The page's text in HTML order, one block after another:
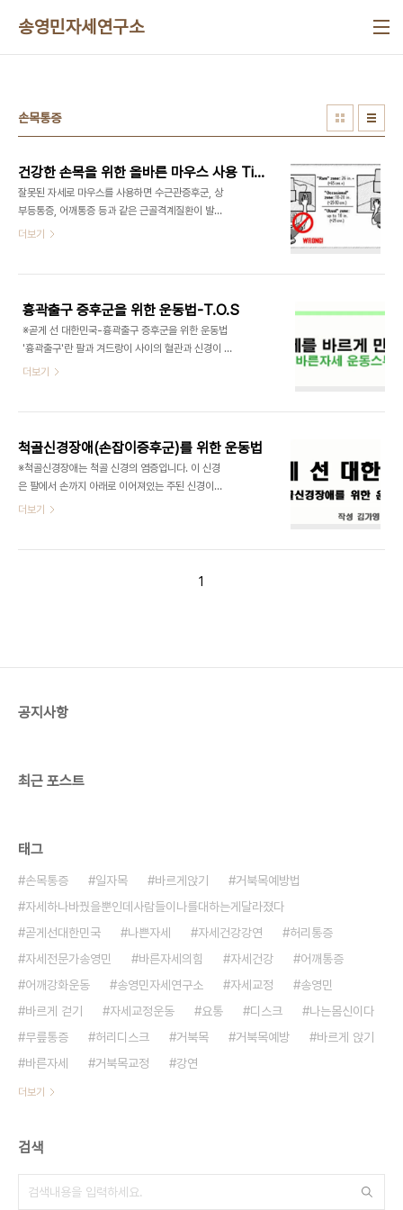
송영민자세연구소
손목통증
건강한 손목을 위한 올바른 마우스 사용 Tip 3가지
잘못된 자세로 마우스를 사용하면 수근관증후군, 상
부등통증, 어깨통증 등과 같은 근골격계질환이 발생
될 수 있습니다. 지금부터 마우스를 바르게 사용하는
않게 최대한 곧게 유지하려고 노력하십시오. 손목에
는 수많은 건(근육과 뼈를 연결해주는 피아노줄 같이
생긴 질긴 조직)과 신경들이 지납니다. 손목을 꺽어
서 사용하면 이것들이 지나가는 통로에 염증이 생겨
수근관증후군에 걸릴 위험이 높아집니다. 그러므로
근관증후군관련 포스팅] *Tip2.팔꿈치는 몸통과 가
하게..
더보기
흉곽출구 증후군을 위한 운동법-T.O.S
※곧게 선 대한민국-흉곽출구 증후군을 위한 운동법
'흉곽출구'란 팔과 겨드랑이 사이의 혈관과 신경이 지
나는 통로를 말합니다. 그런데 그 통로가 압박되거나
의에게 정확한 진단을 받는 것이 무엇보다 중요합니
다. 곧게 선 대한민국을 통해 흉곽출구 증후군과 운동
법에 대해서 익혀보시기 바랍니다. ※자료를 실행할
수 없는 분들은
http://get.adobe.com/kr/reader/ 에 접속하셔
을 신청하려면 위 그림을 클릭해주세요
더보기
척골신경장애(손잡이증후군)를 위한 운동법
※척골신경장애는 척골 신경의 염증입니다. 이 신경
은 팔에서 손까지 아래로 이어져있는 주된 신경이며,
팔과 손의 감각을 느끼고 움직일 수 있도록 해줍니다.
고 부릅니다. 최근 자전거 라이딩 인구가 증가하고 있
http://get.adobe.com/kr/reader/ 에 접속하셔
선 대한민국 운동법 시리즈는 여러분들의 요청으..
더보기
1
공지사항
최근 포스트
태그
손목통증 일자목 바르게앉기
거북목예방법
자세하나바꿨을뿐인데사람들이나를대하는게달라졌다
곧게선대한민국
나쁜자세 자세건강강연
허리통증
자세전문가송영민
바른자세의힘 자세건강
어깨통증
어깨강화운동
송영민자세연구소 자세교정
송영민
바르게 걷기
자세교정운동 요통 디스크
나는몸신이다
무릎통증
허리디스크 거북목 거북목예방
바르게 앉기
바른자세
거북목교정 강연
더보기
검색